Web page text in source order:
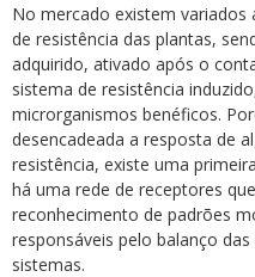
No mercado existem
de resistência das plantas,
adquirido, ativado após o
sistema de resistência
microrganismos benéficos.
desencadeada a resposta de
resistência, existe uma
há uma rede de receptores
reconhecimento de padrões
responsáveis pelo balanço
sistemas.